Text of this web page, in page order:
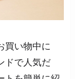
買い物中に
ドで人気だ